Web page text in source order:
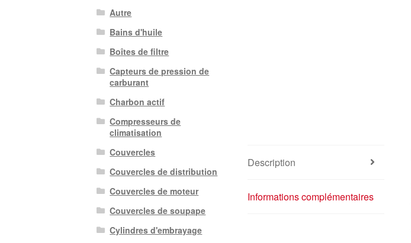
Description
Informations complémentaires
Autre
Bains d'huile
Boîtes de filtre
Capteurs de pression de
carburant
Charbon actif
Compresseurs de
climatisation
Couvercles
Couvercles de distribution
Couvercles de moteur
Couvercles de soupape
Cylindres d'embrayage